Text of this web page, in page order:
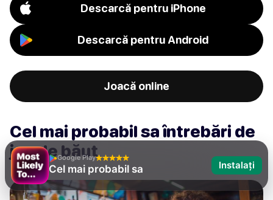
Descarcă pentru iPhone
Descarcă pentru Android
Joacă online
Cel mai probabil sa întrebări de
joc de băut
Google Play
Cel mai probabil sa Instalați